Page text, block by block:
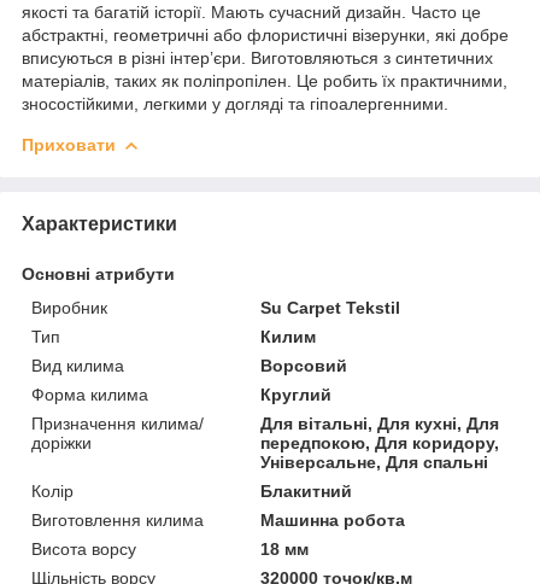
якості та багатій історії. Мають сучасний дизайн. Часто це
абстрактні, геометричні або флористичні візерунки, які добре
вписуються в різні інтер’єри. Виготовляються з синтетичних
матеріалів, таких як поліпропілен. Це робить їх практичними,
зносостійкими, легкими у догляді та гіпоалергенними.
Приховати
Характеристики
Основні атрибути
Виробник
Su Carpet Tekstil
Тип
Килим
Вид килима
Ворсовий
Форма килима
Круглий
Призначення килима/
доріжки
Для вітальні, Для кухні, Для
передпокою, Для коридору,
Універсальне, Для спальні
Колір
Блакитний
Виготовлення килима
Машинна робота
Висота ворсу
18 мм
Щільність ворсу
320000 точок/кв.м